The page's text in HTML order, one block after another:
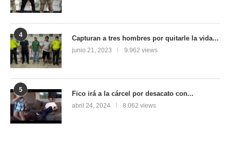
4 Capturan a tres hombres por quitarle la vida...
junio 21, 2023 9.962 views
5 Fico irá a la cárcel por desacato con...
abril 24, 2024 8.062 views